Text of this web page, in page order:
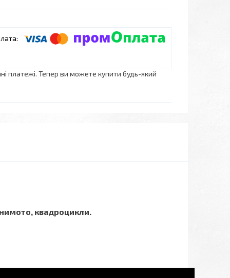
платежі. Тепер ви можете купити будь-який
квадроцикли.